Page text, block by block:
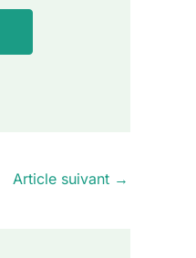
Article suivant →